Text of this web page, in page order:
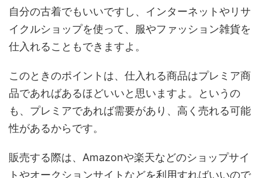
自分の古着でもいいですし、インターネットやリサ
イクルショップを使って、服やファッション雑貨を
仕入れることもできますよ。
このときのポイントは、仕入れる商品はプレミア商
品であればあるほどいいと思いますよ。というの
も、プレミアであれば需要があり、高く売れる可能
性があるからです。
販売する際は、Amazonや楽天などのショップサイ
トやオークションサイトなどを利用すればいいので